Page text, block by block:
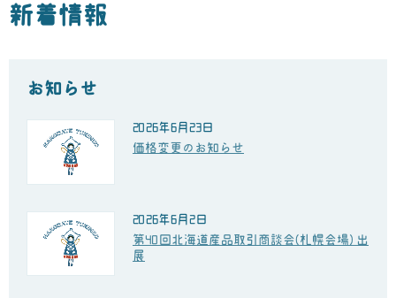
新着情報
お知らせ
2026年6月23日
価格変更のお知らせ
2026年6月2日
第40回北海道産品取引商談会(札幌会場) 出
展